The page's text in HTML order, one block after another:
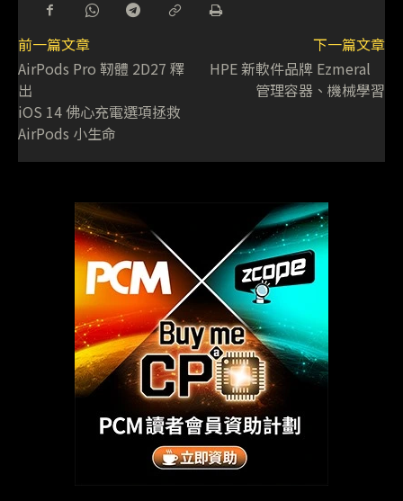
前一篇文章
AirPods Pro 靭體 2D27 釋
出
iOS 14 佛心充電選項拯救
AirPods 小生命
下一篇文章
HPE 新軟件品牌 Ezmeral
管理容器、機械學習